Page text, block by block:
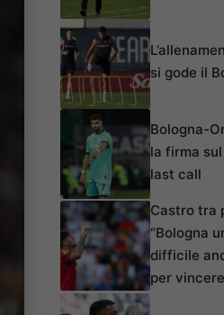
si gode il
Bologna-
la firma
last call
Castro tra
“Bologna
difficile
per